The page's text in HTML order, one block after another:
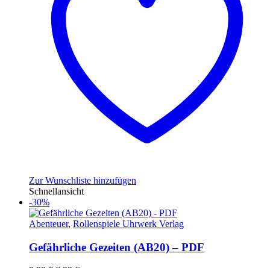
Zur Wunschliste hinzufügen
Schnellansicht
-30%
Abenteuer, Rollenspiele Uhrwerk Verlag
Gefährliche Gezeiten (AB20) – PDF